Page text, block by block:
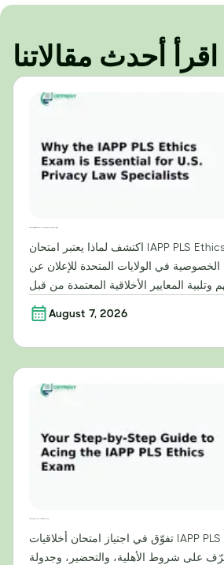
اقرأ أحدث مقالاتنا
اكتشف لماذا يعتبر امتحان IAPP PLS Ethics Exam أمرًا بالغ
الخصوصية في الولايات المتحدة للإعلان عن
August 7, 2026
تفوّق في اجتياز امتحان أخلاقيات IAPP PLS مع دليلنا المفصّل
على شروط الأهلية، والتحضير، وجدولة